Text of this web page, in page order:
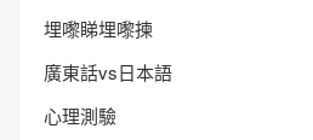
埋嚟睇埋嚟揀
廣東話vs日本語
心理測驗